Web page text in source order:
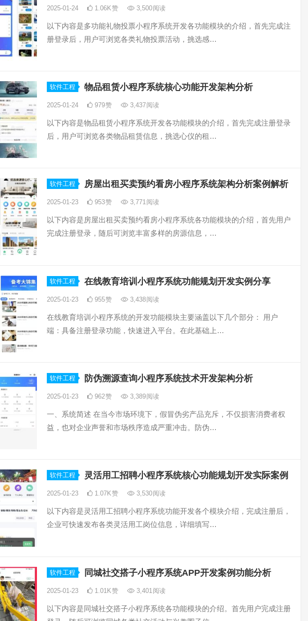
2025-01-24 1.06K赞 3,500阅读
以下内容是多功能礼物投票小程序系统开发各功能模块的介绍，首先完成注
册登录后，用户可浏览各类礼物投票活动，挑选感…
软件工程 物品租赁小程序系统核心功能开发架构分析
2025-01-24 979赞 3,437阅读
以下内容是物品租赁小程序系统开发各功能模块的介绍，首先完成注册登录
后，用户可浏览各类物品租赁信息，挑选心仪的租…
软件工程 房屋出租买卖预约看房小程序系统架构分析案例解析
2025-01-23 953赞 3,771阅读
以下内容是房屋出租买卖预约看房小程序系统各功能模块的介绍，首先用户
完成注册登录，随后可浏览丰富多样的房源信息，…
软件工程 在线教育培训小程序系统功能规划开发实例分享
2025-01-23 955赞 3,438阅读
在线教育培训小程序系统的开发功能模块主要涵盖以下几个部分： 用户
端：具备注册登录功能，快速进入平台。在此基础上…
软件工程 防伪溯源查询小程序系统技术开发架构分析
2025-01-23 962赞 3,389阅读
一、系统简述 在当今市场环境下，假冒伪劣产品充斥，不仅损害消费者权
益，也对企业声誉和市场秩序造成严重冲击。防伪…
软件工程 灵活用工招聘小程序系统核心功能规划开发实际案例
2025-01-23 1.07K赞 3,530阅读
以下内容是灵活用工招聘小程序系统功能开发各个模块介绍，完成注册后，
企业可快速发布各类灵活用工岗位信息，详细填写…
软件工程 同城社交搭子小程序系统APP开发案例功能分析
2025-01-23 1.01K赞 3,401 阅读
以下内容是同城社交搭子小程序系统各功能模块的介绍。首先用户完成注册